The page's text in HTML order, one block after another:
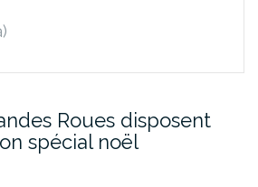
Roues disposent
spécial noël